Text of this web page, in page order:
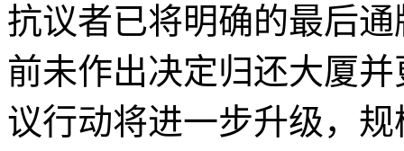
抗议者已将明确的最后
前未作出决定归还大厦
议行动将进一步升级，